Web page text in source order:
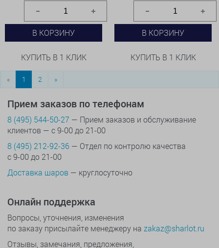
В КОРЗИНУ
КУПИТЬ В 1 КЛИК
В КОРЗИНУ
КУПИТЬ В 1 КЛИК
« 1 2 »
Прием заказов по телефонам
8 (495) 544-50-27 — Прием заказов и обслуживание
клиентов — с 9-00 до 21-00
8 (495) 212-92-36 — Отдел по контролю качества
с 9-00 до 21-00
Доставка шаров — круглосуточно
Онлайн поддержка
Вопросы, уточнения, изменения
по заказу присылайте менеджеру на zakaz@sharlot.ru
Отзывы, замечания, предложения,